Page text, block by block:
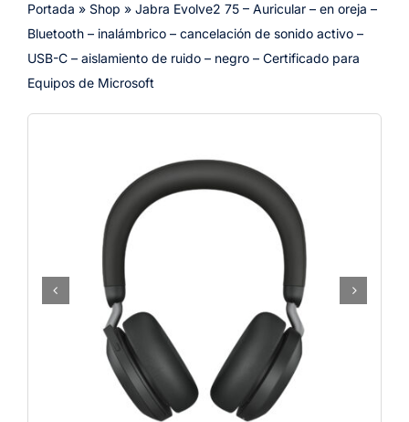
Portada » Shop » Jabra Evolve2 75 – Auricular – en oreja –
Bluetooth – inalámbrico – cancelación de sonido activo –
USB-C – aislamiento de ruido – negro – Certificado para
Equipos de Microsoft